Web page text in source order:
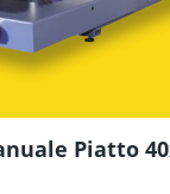
Piatto